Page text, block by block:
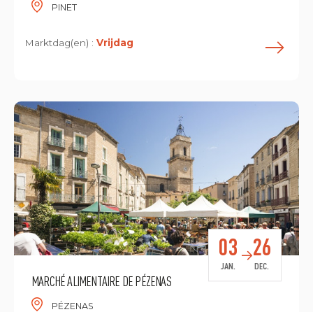
PINET
Marktdag(en) : Vrijdag
MARCHÉ ALIMENTAIRE DE PÉZENAS
PÉZENAS
03
JAN.
26
DEC.